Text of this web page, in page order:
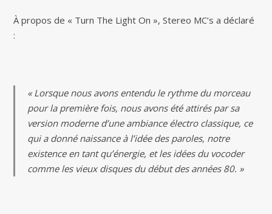
À propos de « Turn The Light On », Stereo MC’s a déclaré
:
« Lorsque nous avons entendu le rythme du morceau
pour la première fois, nous avons été attirés par sa
version moderne d’une ambiance électro classique, ce
qui a donné naissance à l’idée des paroles, notre
existence en tant qu’énergie, et les idées du vocoder
comme les vieux disques du début des années 80. »